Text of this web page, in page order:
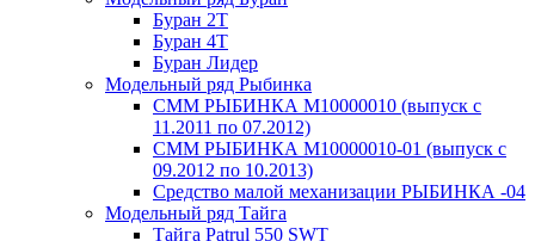
Буран 2Т
Буран 4Т
Буран Лидер
Модельный ряд Рыбинка
СММ РЫБИНКА M10000010 (выпуск с
11.2011 по 07.2012)
СММ РЫБИНКА M10000010-01 (выпуск с
09.2012 по 10.2013)
Средство малой механизации РЫБИНКА -04
Модельный ряд Тайга
Тайга Patrul 550 SWT